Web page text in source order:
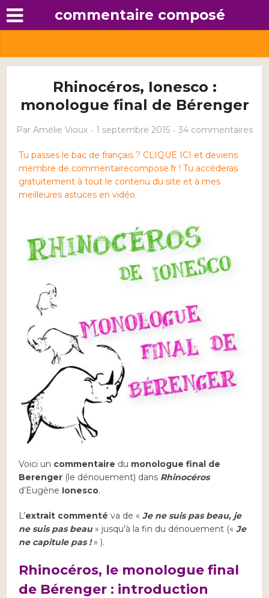
commentaire composé
Rhinocéros, Ionesco :
monologue final de Bérenger
Par Amélie Vioux 1 septembre 2015 34 commentaires
Tu passes le bac de français ? CLIQUE ICI et deviens
membre de commentairecompose.fr ! Tu accèderas
gratuitement à tout le contenu du site et à mes
meilleures astuces en vidéo.
Voici un commentaire du monologue final de
Berenger (le dénouement) dans Rhinocéros
d’Eugène Ionesco.
L’extrait commenté va de «Je ne suis pas beau, je
ne suis pas beau» jusqu’à la fin du dénouement («Je
ne capitule pas !» ).
Rhinocéros, le monologue final
de Bérenger : introduction